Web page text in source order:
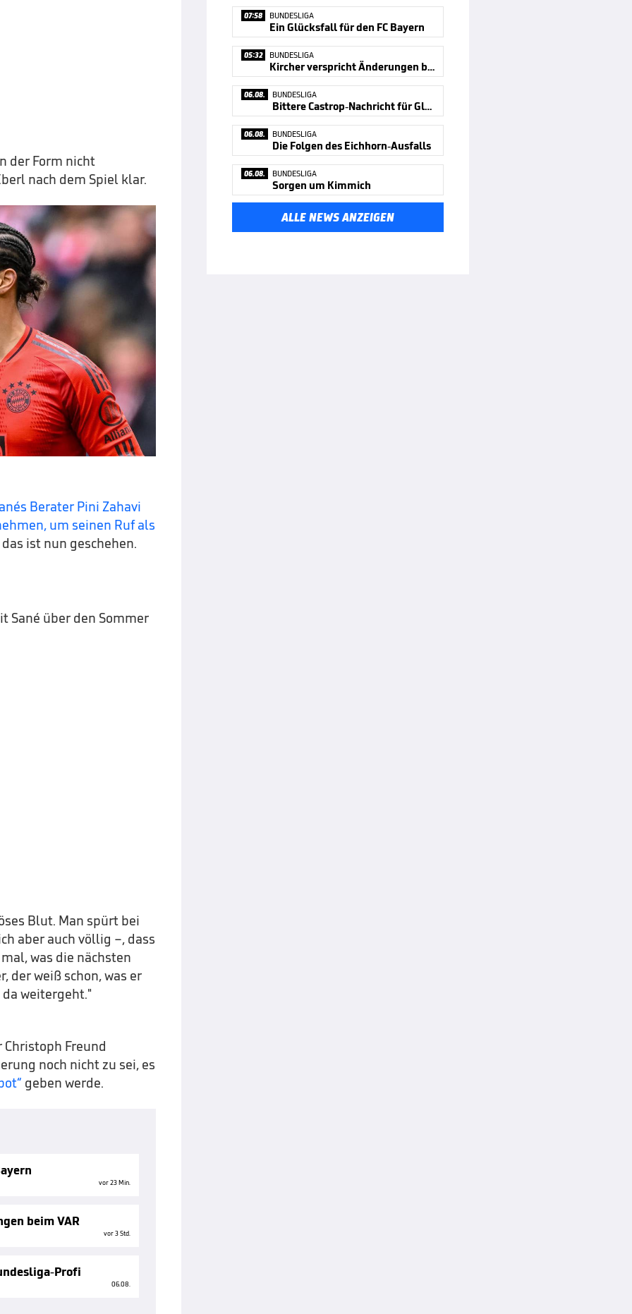
der Form nicht
nach dem Spiel klar.
Berater Pini Zahavi
um seinen Ruf als
ist nun geschehen.
Sané über den Sommer
Blut. Man spürt bei
aber auch völlig –, dass
was die nächsten
der weiß schon, was er
weitergeht."
Freund
noch nicht zu sei, es
geben werde.
vor 23 Min.
beim VAR
vor 3 Std.
Profi
06.08.
07:58 BUNDESLIGA
Ein Glücksfall für den FC Bayern
05:32 BUNDESLIGA
Kircher verspricht Änderungen beim VAR
06.08. BUNDESLIGA
Bittere Castrop-Nachricht für Gladbach
06.08. BUNDESLIGA
Die Folgen des Eichhorn-Ausfalls
06.08. BUNDESLIGA
Sorgen um Kimmich
ALLE NEWS ANZEIGEN